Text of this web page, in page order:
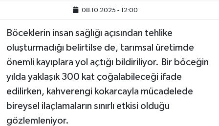
08.10.2025 - 12:00
Böceklerin insan sağlığı açısından tehlike
oluşturmadığı belirtilse de, tarımsal üretimde
önemli kayıplara yol açtığı bildiriliyor. Bir böceğin
yılda yaklaşık 300 kat çoğalabileceği ifade
edilirken, kahverengi kokarcayla mücadelede
bireysel ilaçlamaların sınırlı etkisi olduğu
gözlemleniyor.